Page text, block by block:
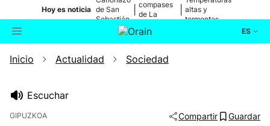
Hoy es noticia de San
Sebastián
compases
de La
altas y
tormentas
ES
Buscador Actualidad
Inicio Actualidad Sociedad
Escuchar
GIPUZKOA Compartir Guardar